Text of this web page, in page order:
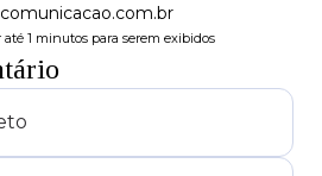
1 minutos para serem exibidos